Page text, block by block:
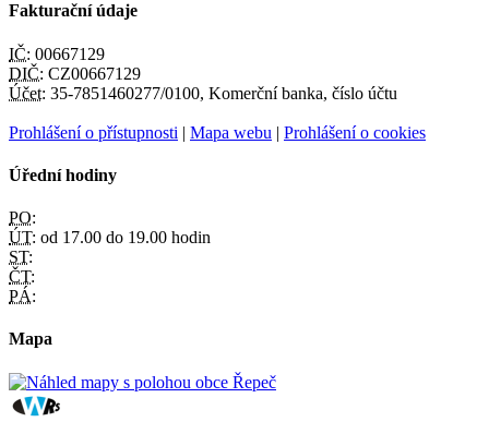
Fakturační údaje
IČ: 00667129
DIČ: CZ00667129
Účet: 35-7851460277/0100, Komerční banka, číslo účtu
Prohlášení o přístupnosti | Mapa webu | Prohlášení o cookies
Úřední hodiny
PO:
ÚT: od 17.00 do 19.00 hodin
ST:
ČT:
PÁ:
Mapa